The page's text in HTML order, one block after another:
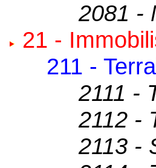
2081 -
21 -
211 -
2111 -
2112 -
2113 -